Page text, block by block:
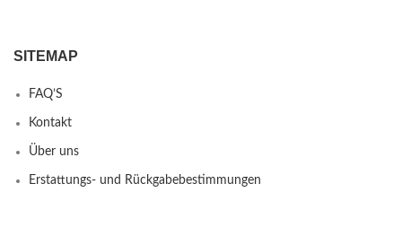
SITEMAP
FAQ’S
Kontakt
Über uns
Erstattungs- und Rückgabebestimmungen